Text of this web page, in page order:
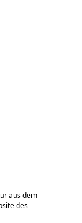
aus dem
des